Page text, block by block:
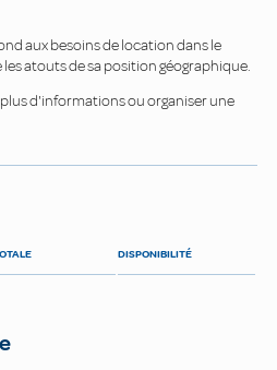
aux besoins de location dans le
atouts de sa position géographique.
d'informations ou organiser une
DISPONIBILITÉ